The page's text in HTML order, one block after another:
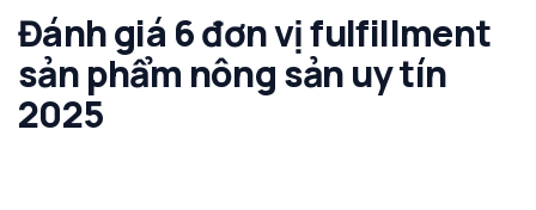
Đánh giá 6 đơn vị fulfillment
sản phẩm nông sản uy tín
2025